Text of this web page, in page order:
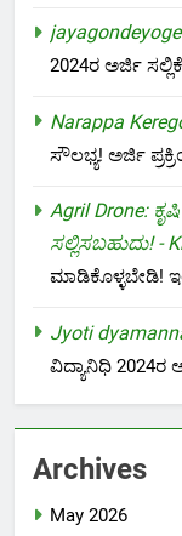
2024ರ ಅರ್ಜಿ
Narappa
ಸೌಲಭ್ಯ! ಅರ್ಜಿ
Agril Drone:
ಸಲ್ಲಿಸಬಹುದು! -
ಮಾಡಿಕೊಳ್ಳಬೇಡಿ!
Jyoti
ವಿದ್ಯಾನಿಧಿ 2024ರ
Archives
May 2026